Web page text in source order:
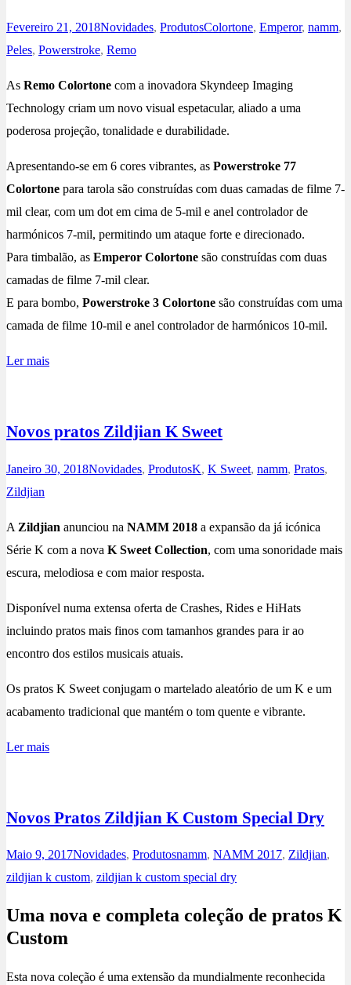
Fevereiro 21, 2018Novidades, ProdutosColortone, Emperor, namm,
Peles, Powerstroke, Remo
As Remo Colortone com a inovadora Skyndeep Imaging
Technology criam um novo visual espetacular, aliado a uma
poderosa projeção, tonalidade e durabilidade.
Apresentando-se em 6 cores vibrantes, as Powerstroke 77
Colortone para tarola são construídas com duas camadas de filme 7-
mil clear, com um dot em cima de 5-mil e anel controlador de
harmónicos 7-mil, permitindo um ataque forte e direcionado.
Para timbalão, as Emperor Colortone são construídas com duas
camadas de filme 7-mil clear.
E para bombo, Powerstroke 3 Colortone são construídas com uma
camada de filme 10-mil e anel controlador de harmónicos 10-mil.
Ler mais
Novos pratos Zildjian K Sweet
Janeiro 30, 2018Novidades, ProdutosK, K Sweet, namm, Pratos,
Zildjian
A Zildjian anunciou na NAMM 2018 a expansão da já icónica
Série K com a nova K Sweet Collection, com uma sonoridade mais
escura, melodiosa e com maior resposta.
Disponível numa extensa oferta de Crashes, Rides e HiHats
incluindo pratos mais finos com tamanhos grandes para ir ao
encontro dos estilos musicais atuais.
Os pratos K Sweet conjugam o martelado aleatório de um K e um
acabamento tradicional que mantém o tom quente e vibrante.
Ler mais
Novos Pratos Zildjian K Custom Special Dry
Maio 9, 2017Novidades, Produtosnamm, NAMM 2017, Zildjian,
zildjian k custom, zildjian k custom special dry
Uma nova e completa coleção de pratos K
Custom
Esta nova coleção é uma extensão da mundialmente reconhecida